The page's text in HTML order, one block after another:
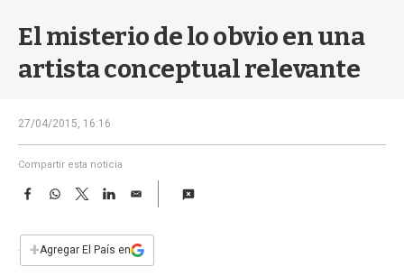
e
El misterio de lo obvio en una
artista conceptual relevante
27/04/2015, 16:16
Compartir esta noticia
F
e
b
W
s
T
w
t
L
E
i
l
+Agregar El País en